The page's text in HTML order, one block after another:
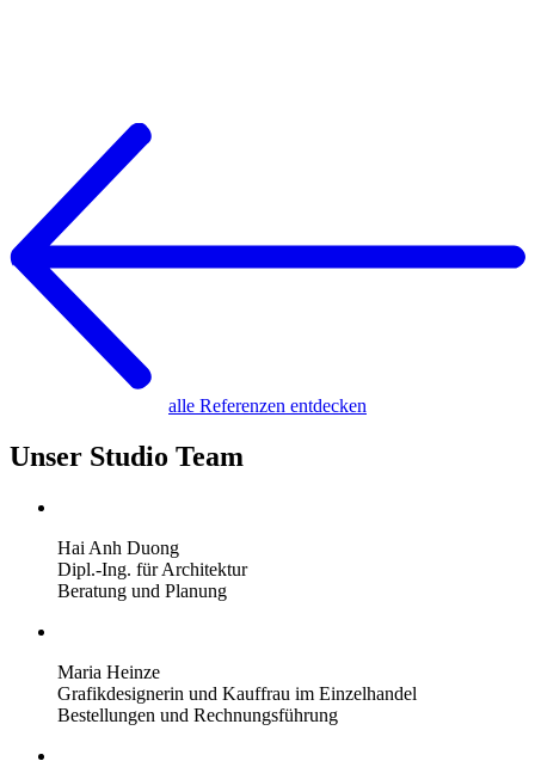
alle Referenzen entdecken
Unser Studio Team
Hai Anh Duong
Dipl.-Ing. für Architektur
Beratung und Planung
Maria Heinze
Grafikdesignerin und Kauffrau im Einzelhandel
Bestellungen und Rechnungsführung